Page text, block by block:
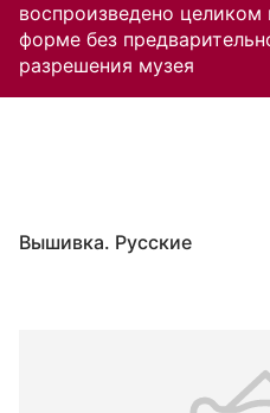
воспроизведено
форме без
разрешения музея
Вышивка. Русские